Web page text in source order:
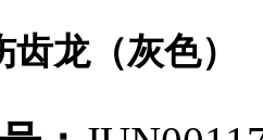
龙（灰色）